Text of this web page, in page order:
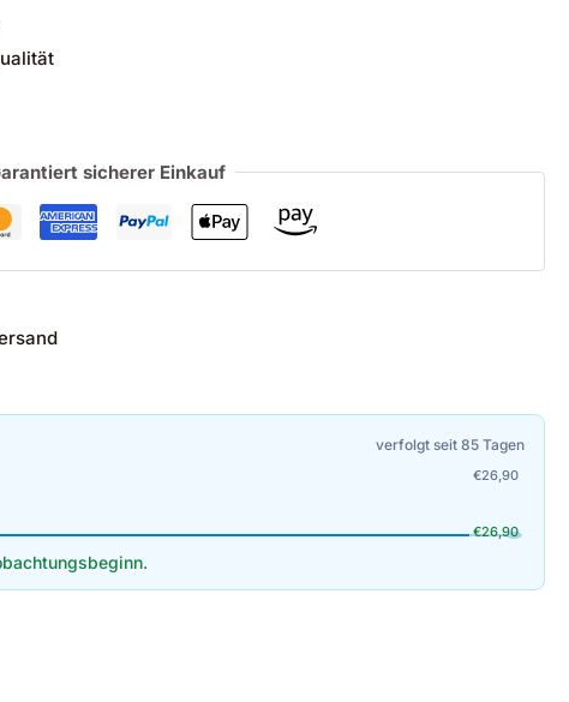
sicherer Einkauf
verfolgt seit 85 Tagen
€26,90
€26,90